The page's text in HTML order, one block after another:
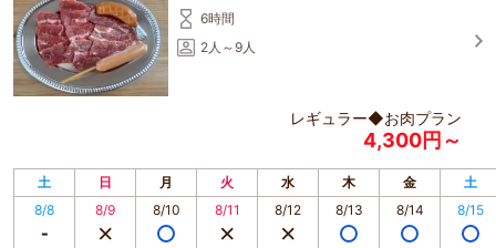
6時間
2人～9人
レギュラー◆お肉プラン
4,300円～
土 日 月 火 水 木 金
土
8/8
8/9 8/10 8/11 8/12 8/13 8/14 8/15